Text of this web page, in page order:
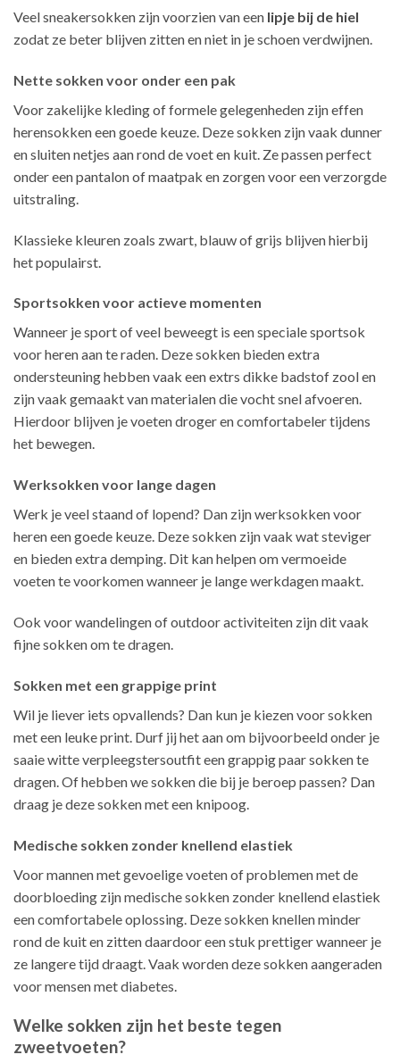
Veel sneakersokken zijn voorzien van een lipje bij de hiel
zodat ze beter blijven zitten en niet in je schoen verdwijnen.
Nette sokken voor onder een pak
Voor zakelijke kleding of formele gelegenheden zijn effen
herensokken een goede keuze. Deze sokken zijn vaak dunner
en sluiten netjes aan rond de voet en kuit. Ze passen perfect
onder een pantalon of maatpak en zorgen voor een verzorgde
uitstraling.
Klassieke kleuren zoals zwart, blauw of grijs blijven hierbij
het populairst.
Sportsokken voor actieve momenten
Wanneer je sport of veel beweegt is een speciale sportsok
voor heren aan te raden. Deze sokken bieden extra
ondersteuning hebben vaak een extrs dikke badstof zool en
zijn vaak gemaakt van materialen die vocht snel afvoeren.
Hierdoor blijven je voeten droger en comfortabeler tijdens
het bewegen.
Werksokken voor lange dagen
Werk je veel staand of lopend? Dan zijn werksokken voor
heren een goede keuze. Deze sokken zijn vaak wat steviger
en bieden extra demping. Dit kan helpen om vermoeide
voeten te voorkomen wanneer je lange werkdagen maakt.
Ook voor wandelingen of outdoor activiteiten zijn dit vaak
fijne sokken om te dragen.
Sokken met een grappige print
Wil je liever iets opvallends? Dan kun je kiezen voor sokken
met een leuke print. Durf jij het aan om bijvoorbeeld onder je
saaie witte verpleegstersoutfit een grappig paar sokken te
dragen. Of hebben we sokken die bij je beroep passen? Dan
draag je deze sokken met een knipoog.
Medische sokken zonder knellend elastiek
Voor mannen met gevoelige voeten of problemen met de
doorbloeding zijn medische sokken zonder knellend elastiek
een comfortabele oplossing. Deze sokken knellen minder
rond de kuit en zitten daardoor een stuk prettiger wanneer je
ze langere tijd draagt. Vaak worden deze sokken aangeraden
voor mensen met diabetes.
Welke sokken zijn het beste tegen
zweetvoeten?